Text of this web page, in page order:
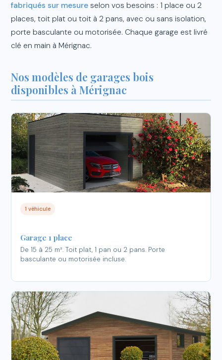
fabriqués sur mesure selon vos besoins : 1 place ou 2
places, toit plat ou toit à 2 pans, avec ou sans isolation,
porte basculante ou motorisée. Chaque garage est livré
clé en main à Mérignac.
Nos modèles de garages bois
disponibles à Mérignac
1 véhicule
Garage 1 place
De 15 à 25 m². Toit plat, 1 pan ou 2 pans. Porte
basculante ou motorisée incluse.